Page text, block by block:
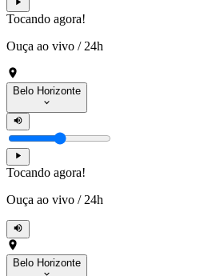
Tocando agora!
Ouça ao vivo / 24h
Belo Horizonte
Tocando agora!
Ouça ao vivo / 24h
Belo Horizonte